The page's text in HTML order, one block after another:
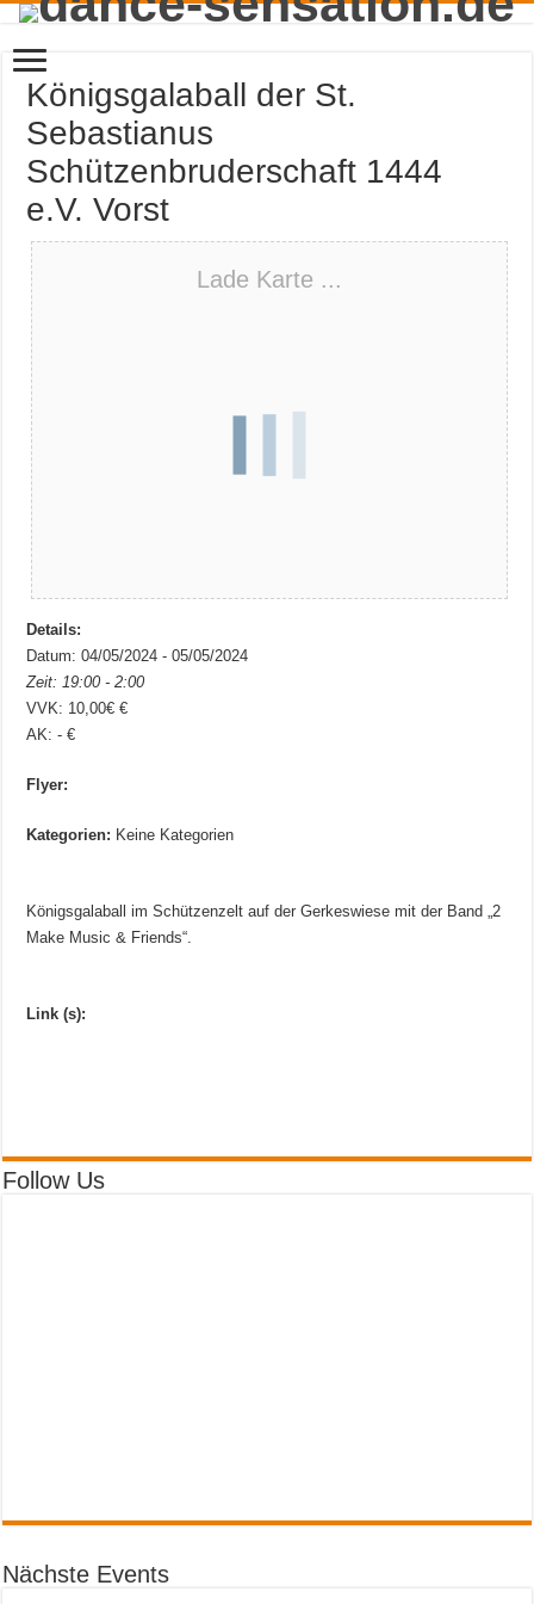
Königsgalaball der St.
Sebastianus
Schützenbruderschaft 1444
e.V. Vorst
Lade Karte ...
Details:
Datum: 04/05/2024 - 05/05/2024
Zeit: 19:00 - 2:00
VVK: 10,00€ €
AK: - €
Flyer:
Kategorien: Keine Kategorien
Königsgalaball im Schützenzelt auf der Gerkeswiese mit der Band „2
Make Music & Friends“.
Link (s):
Follow Us
Nächste Events